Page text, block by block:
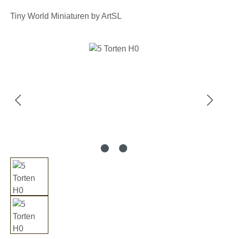
Tiny World Miniaturen by ArtSL
Bildergalerie überspringen